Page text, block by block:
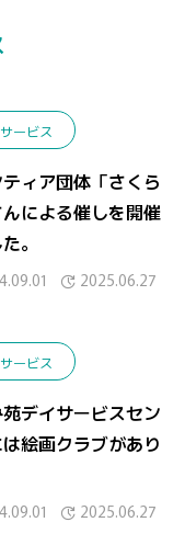
ービス
ィア団体「さくら
による催しを開催
。
2025.06.27
ービス
デイサービスセン
絵画クラブがあり
2025.06.27